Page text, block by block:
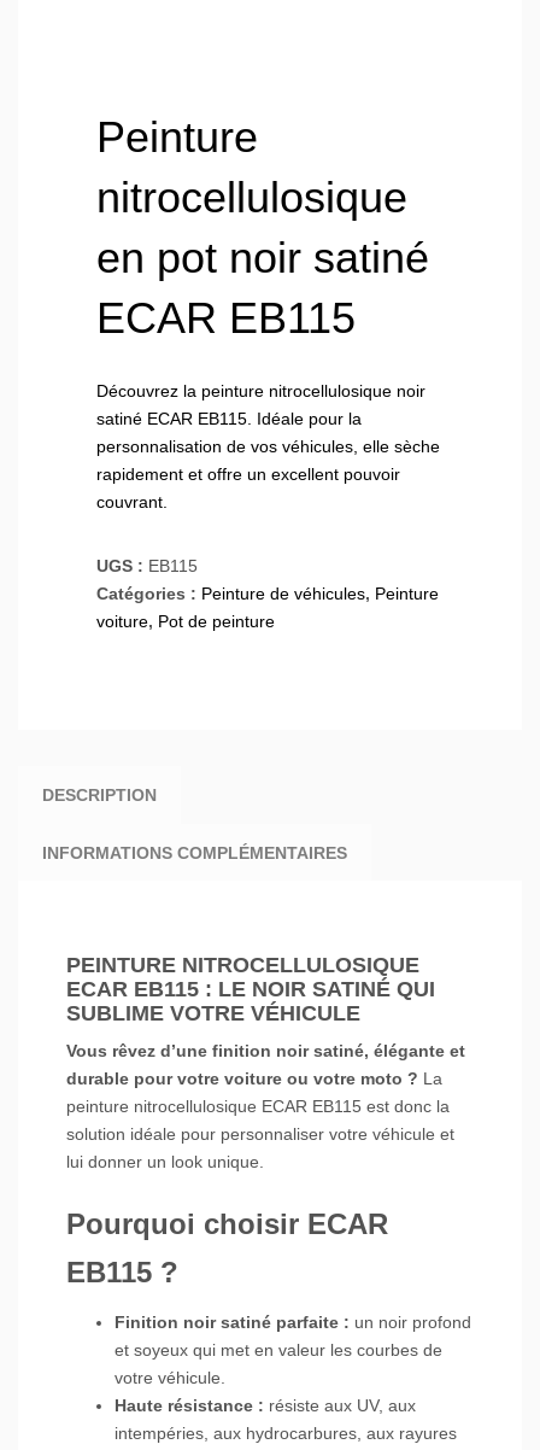
Peinture
nitrocellulosique
en pot noir satiné
ECAR EB115
Découvrez la peinture nitrocellulosique noir
satiné ECAR EB115. Idéale pour la
personnalisation de vos véhicules, elle sèche
rapidement et offre un excellent pouvoir
couvrant.
UGS : EB115
Catégories : Peinture de véhicules, Peinture
voiture, Pot de peinture
DESCRIPTION
INFORMATIONS COMPLÉMENTAIRES
PEINTURE NITROCELLULOSIQUE
ECAR EB115 : LE NOIR SATINÉ QUI
SUBLIME VOTRE VÉHICULE
Vous rêvez d’une finition noir satiné, élégante et
durable pour votre voiture ou votre moto ? La
peinture nitrocellulosique ECAR EB115 est donc la
solution idéale pour personnaliser votre véhicule et
lui donner un look unique.
Pourquoi choisir ECAR
EB115 ?
Finition noir satiné parfaite : un noir profond
et soyeux qui met en valeur les courbes de
votre véhicule.
Haute résistance : résiste aux UV, aux
intempéries, aux hydrocarbures, aux rayures